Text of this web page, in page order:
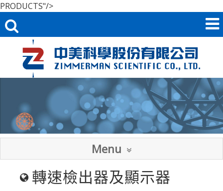
PRODUCTS"/>
Menu
轉速檢出器及顯示器